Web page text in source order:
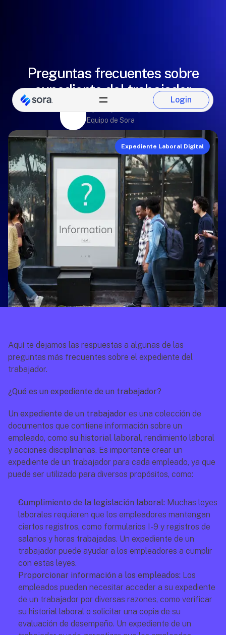
Login
Login
Preguntas frecuentes sobre
expediente del trabajador
Paulina Del Castillo
Equipo de Sora
Expediente Laboral Digital
Aquí te dejamos las respuestas a algunas de las
preguntas más frecuentes sobre el expediente del
trabajador.
¿Qué es un expediente de un trabajador?
Un expediente de un trabajador es una colección de
documentos que contiene información sobre un
empleado, como su historial laboral, rendimiento laboral
y acciones disciplinarias. Es importante crear un
expediente de un trabajador para cada empleado, ya que
puede ser utilizado para diversos propósitos, como:
Cumplimiento de la legislación laboral: Muchas leyes
laborales requieren que los empleadores mantengan
ciertos registros, como formularios I-9 y registros de
salarios y horas trabajadas. Un expediente de un
trabajador puede ayudar a los empleadores a cumplir
con estas leyes.
Proporcionar información a los empleados: Los
empleados pueden necesitar acceder a su expediente
de un trabajador por diversas razones, como verificar
su historial laboral o solicitar una copia de su
evaluación de desempeño. Un expediente de un